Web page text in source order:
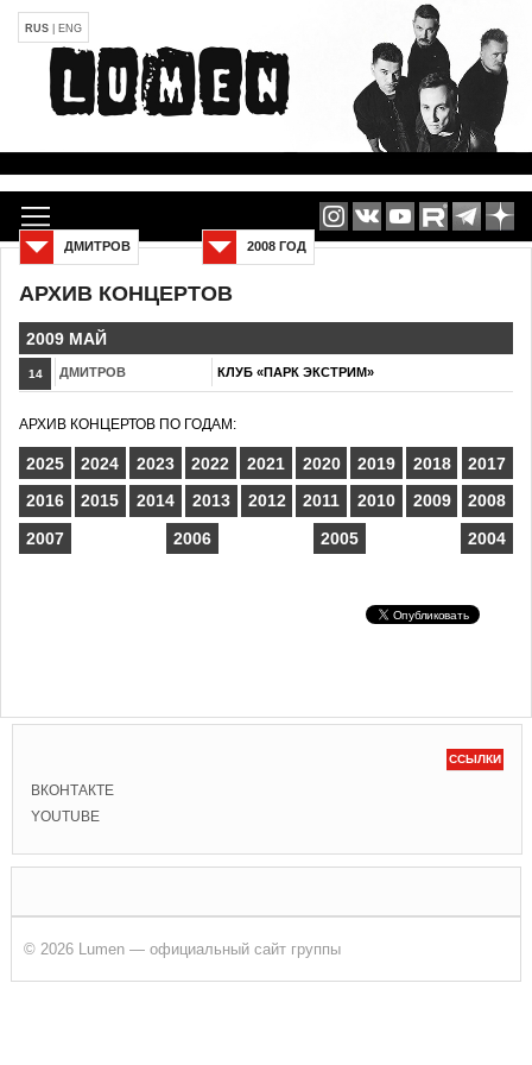
RUS ENG
АРХИВ КОНЦЕРТОВ
2008 ГОД
ДМИТРОВ
2009 МАЙ
14 ДМИТРОВ КЛУБ «ПАРК ЭКСТРИМ»
АРХИВ КОНЦЕРТОВ ПО ГОДАМ:
2025 2024 2023 2022 2021 2020 2019 2018
2017
2016
2015 2014 2013 2012 2011 2010 2009
2008
2007
2006 2005 2004
ССЫЛКИ
ВКОНТАКТЕ
YOUTUBE
© 2026 Lumen — официальный сайт группы